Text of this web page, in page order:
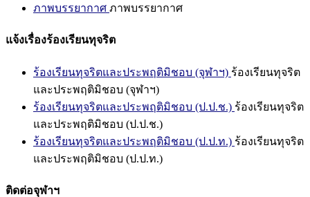
ภาพบรรยากาศ ภาพบรรยากาศ
แจ้งเรื่องร้องเรียนทุจริต
ร้องเรียนทุจริตและประพฤติมิชอบ (จุฬาฯ) ร้องเรียนทุจริต
และประพฤติมิชอบ (จุฬาฯ)
ร้องเรียนทุจริตและประพฤติมิชอบ (ป.ป.ช.) ร้องเรียนทุจริต
และประพฤติมิชอบ (ป.ป.ช.)
ร้องเรียนทุจริตและประพฤติมิชอบ (ป.ป.ท.) ร้องเรียนทุจริต
และประพฤติมิชอบ (ป.ป.ท.)
ติดต่อจุฬาฯ